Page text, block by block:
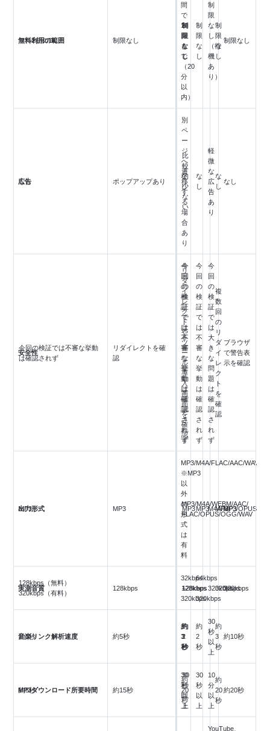
無料利用の範囲
フル2曲のDL 制限なし
間
で
10
回
ま
で
（20
分
以
内）
制
限
な
し
制
限
な
し
制
限
な
し
制
限
な
し
（待
機
あ
り）
制
限
な
し
制限なし
広告
なし ポップアップあり
な
し
別
ペ
ー
ジ
へ
遷
移
す
る
場
合
あ
り
比
較
的
少
な
い
な
し
軽
微
な
広
告
あ
り
な
し なし
安全性
今回の検証では不審な挙動
は確認されず
リダイレクトを確
認
今
回
の
検
証
で
は
不
審
な
挙
動
は
確
認
さ
れ
ず
リ
ダ
イ
レ
ク
ト
や
ツ
ー
ル
導
入
画
面
を
確
認
今
回
の
検
証
で
は
不
審
な
挙
動
は
確
認
さ
れ
ず
今
回
の
検
証
で
は
不
審
な
挙
動
は
確
認
さ
れ
ず
今
回
の
検
証
で
は
大
き
な
問
題
は
確
認
さ
れ
ず
複
数
回
の
リ
ダ
イ
レ
ク
ト
を
確
認
ブラウザ
で警告表
示を確認
出力形式
MP3 MP3
MP3/M4A/FLAC/AAC/WAV
※MP3
以
外
の
形
式
は
有
料
MP3/M4A/WEBM/AAC/
FLAC/OPUS/OGG/WAV
MP3MP3M4A/MP3/OPUS/
MP3MP3
実測音質
128kbps（無料）
320kbps（有料）
128kbps
32kbps
～
320kbps
128kbps
128kbps
64kbps
～
320kbps
320kbps
320kbps
320kbps
音楽リンク解析速度
約5秒 約5秒
約
3
秒
約
3
秒
約
2
秒
約
2
秒
30
秒
以
上
約
3
秒
約10秒
MP3ダウンロード所要時間
約5秒 約15秒
30
秒
以
上
約
20
秒
30
秒
以
上
30
秒
以
上
10
分
以
上
約
20
秒
約20秒
YouTube、